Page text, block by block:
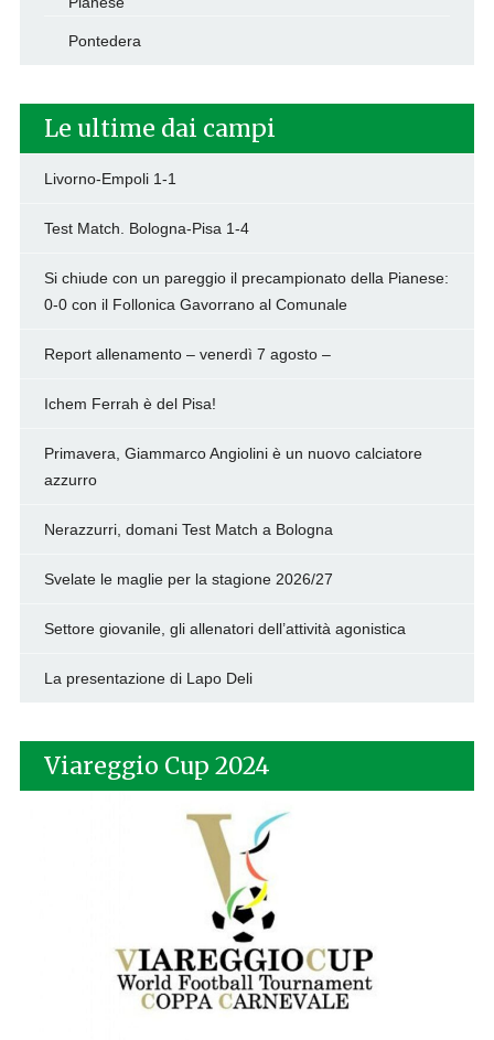
Pontedera
Le ultime dai campi
Livorno-Empoli 1-1
Test Match. Bologna-Pisa 1-4
Si chiude con un pareggio il precampionato della Pianese:
0-0 con il Follonica Gavorrano al Comunale
Report allenamento – venerdì 7 agosto –
Ichem Ferrah è del Pisa!
Primavera, Giammarco Angiolini è un nuovo calciatore
azzurro
Nerazzurri, domani Test Match a Bologna
Svelate le maglie per la stagione 2026/27
Settore giovanile, gli allenatori dell’attività agonistica
La presentazione di Lapo Deli
Viareggio Cup 2024